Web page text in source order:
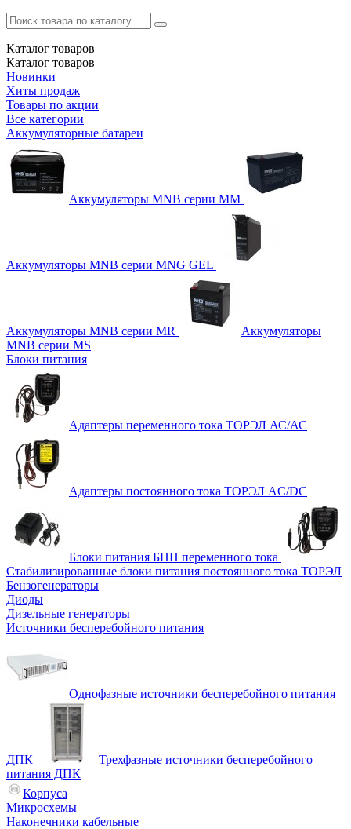
Каталог товаров
Каталог товаров
Новинки
Хиты продаж
Товары по акции
Все категории
Аккумуляторные батареи
Аккумуляторы MNB серии MM
Аккумуляторы MNB серии MNG GEL
Аккумуляторы MNB серии MR
Аккумуляторы
MNB серии MS
Блоки питания
Адаптеры переменного тока ТОРЭЛ АС/АС
Адаптеры постоянного тока ТОРЭЛ AC/DC
Блоки питания БПП переменного тока
Стабилизированные блоки питания постоянного тока ТОРЭЛ
Бензогенераторы
Диоды
Дизельные генераторы
Источники бесперебойного питания
Однофазные источники бесперебойного питания
ДПК
Трехфазные источники бесперебойного
питания ДПК
Корпуса
Микросхемы
Наконечники кабельные